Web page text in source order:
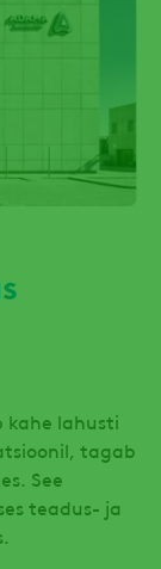
kahe lahusti
tagab
See
teadus- ja